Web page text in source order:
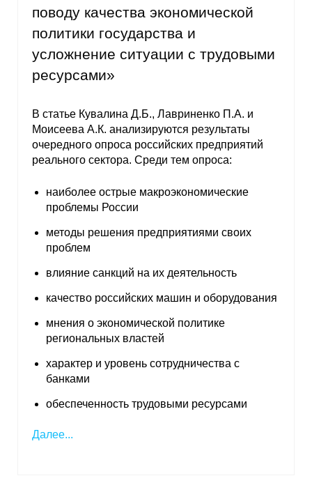
поводу качества экономической
политики государства и
усложнение ситуации с трудовыми
ресурсами»
В статье Кувалина Д.Б., Лавриненко П.А. и
Моисеева А.К. анализируются результаты
очередного опроса российских предприятий
реального сектора. Среди тем опроса:
наиболее острые макроэкономические
проблемы России
методы решения предприятиями своих
проблем
влияние санкций на их деятельность
качество российских машин и оборудования
мнения о экономической политике
региональных властей
характер и уровень сотрудничества с
банками
обеспеченность трудовыми ресурсами
Далее...